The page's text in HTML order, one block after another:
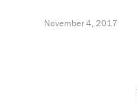
November 4, 2017